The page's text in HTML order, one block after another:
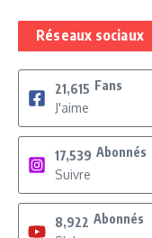
Réseaux sociaux
21,615 Fans
J'aime
17,539 Abonnés
Suivre
8,922 Abonnés